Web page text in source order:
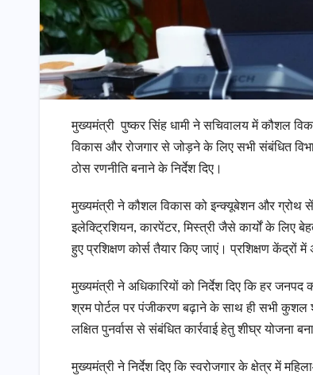
मुख्यमंत्री पुष्कर सिंह धामी ने सचिवालय में कौशल
विकास और रोजगार से जोड़ने के लिए सभी संबंधित
ठोस रणनीति बनाने के निर्देश दिए।
मुख्यमंत्री ने कौशल विकास को इन्क्यूबेशन और ग्रोथ
इलेक्ट्रिशियन, कारपेंटर, मिस्त्री जैसे कार्यों के लिए
हुए प्रशिक्षण कोर्स तैयार किए जाएं। प्रशिक्षण
मुख्यमंत्री ने अधिकारियों को निर्देश दिए कि हर
श्रम पोर्टल पर पंजीकरण बढ़ाने के साथ ही सभी कुशल
लक्षित पुनर्वास से संबंधित कार्रवाई हेतु शीघ्र योजना
मुख्यमंत्री ने निर्देश दिए कि स्वरोजगार के क्षेत्र में